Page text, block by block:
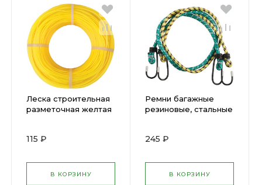
Леска строительная
разметочная желтая
115 ₽
В КОРЗИНУ
Ремни багажные
резиновые, стальные
245 ₽
В КОРЗИНУ